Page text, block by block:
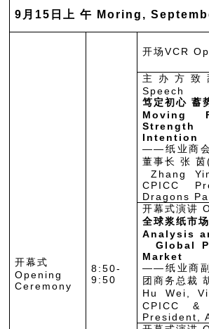
9月15日上 午 Moring,
开幕式
Opening
Ceremony
8:50-
9:50
开场VCR
主办方致
Speech
笃定初心 蓄
Moving
Strength
Intention
——纸业商
董事长 张 茵
Zhang
CPICC
Dragons
开幕式演讲
全球浆纸市
Analysis
Global
Market
——纸业商
团商务总裁
Hu Wei,
CPICC &
President,